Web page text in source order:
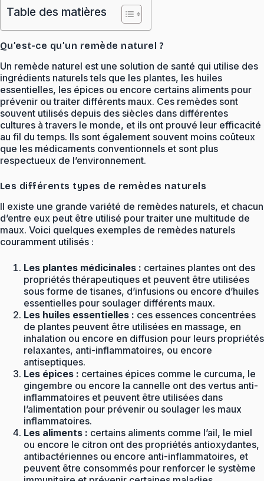
Table des matières
Qu’est-ce qu’un remède naturel ?
Un remède naturel est une solution de santé qui utilise des
ingrédients naturels tels que les plantes, les huiles
essentielles, les épices ou encore certains aliments pour
prévenir ou traiter différents maux. Ces remèdes sont
souvent utilisés depuis des siècles dans différentes
cultures à travers le monde, et ils ont prouvé leur efficacité
au fil du temps. Ils sont également souvent moins coûteux
que les médicaments conventionnels et sont plus
respectueux de l’environnement.
Les différents types de remèdes naturels
Il existe une grande variété de remèdes naturels, et chacun
d’entre eux peut être utilisé pour traiter une multitude de
maux. Voici quelques exemples de remèdes naturels
couramment utilisés :
Les plantes médicinales : certaines plantes ont des
propriétés thérapeutiques et peuvent être utilisées
sous forme de tisanes, d’infusions ou encore d’huiles
essentielles pour soulager différents maux.
Les huiles essentielles : ces essences concentrées
de plantes peuvent être utilisées en massage, en
inhalation ou encore en diffusion pour leurs propriétés
relaxantes, anti-inflammatoires, ou encore
antiseptiques.
Les épices : certaines épices comme le curcuma, le
gingembre ou encore la cannelle ont des vertus anti-
inflammatoires et peuvent être utilisées dans
l’alimentation pour prévenir ou soulager les maux
inflammatoires.
Les aliments : certains aliments comme l’ail, le miel
ou encore le citron ont des propriétés antioxydantes,
antibactériennes ou encore anti-inflammatoires, et
peuvent être consommés pour renforcer le système